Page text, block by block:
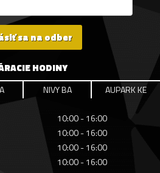
sa na odber
HODINY
NIVY BA AUPARK KE
10:00 - 16:00
10:00 - 16:00
10:00 - 16:00
10:00 - 16:00